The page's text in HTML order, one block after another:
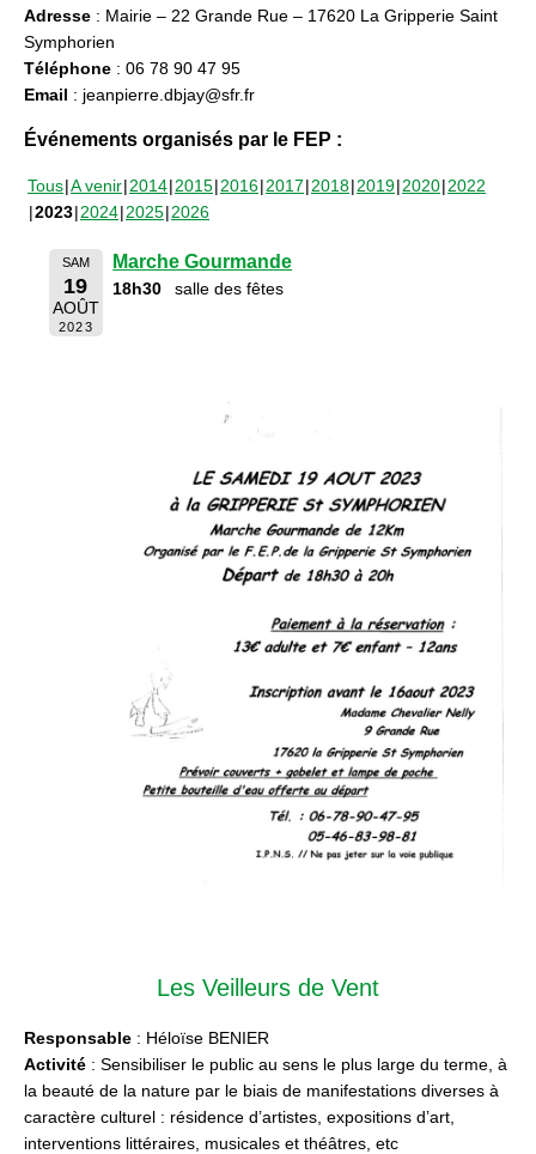
Adresse : Mairie – 22 Grande Rue – 17620 La Gripperie Saint
Symphorien
Téléphone : 06 78 90 47 95
Email : jeanpierre.dbjay@sfr.fr
Événements organisés par le FEP :
Tous A venir 2014 2015 2016 2017 2018 2019 2020 2022
2023 2024 2025 2026
SAM
19
AOÛT
2023
Marche Gourmande
18h30 salle des fêtes
Les Veilleurs de Vent
Responsable : Héloïse BENIER
Activité : Sensibiliser le public au sens le plus large du terme, à
la beauté de la nature par le biais de manifestations diverses à
caractère culturel : résidence d’artistes, expositions d’art,
interventions littéraires, musicales et théâtres, etc